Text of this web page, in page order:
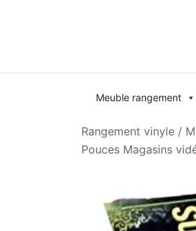
Meuble rangement
Rangement vinyle /
Pouces Magasins